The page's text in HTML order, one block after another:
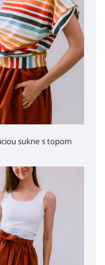
sukne s topom